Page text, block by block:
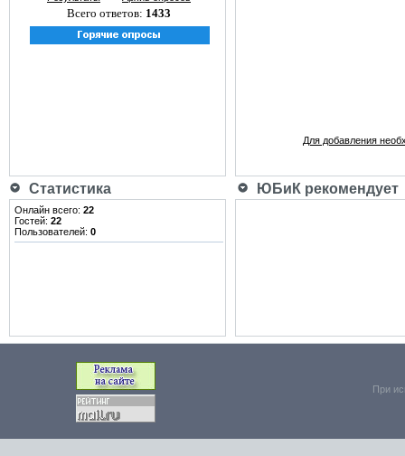
Всего ответов: 1433
Для добавления
Статистика ЮБиК рекомендует
Онлайн всего: 22
Гостей: 22
Пользователей: 0
При